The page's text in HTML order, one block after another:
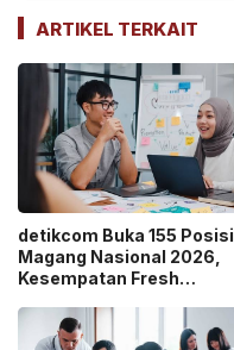
ARTIKEL TERKAIT
detikcom Buka 155 Posisi
Magang Nasional 2026,
Kesempatan Fresh
Media Digital!